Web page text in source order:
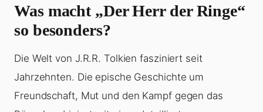
Was macht „Der Herr der Ringe“
so besonders?
Die Welt von J.R.R. Tolkien fasziniert seit
Jahrzehnten. Die epische Geschichte um
Freundschaft, Mut und den Kampf gegen das